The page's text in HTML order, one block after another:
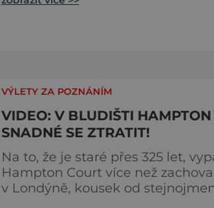
Jak je to možné? Francouzská jeskyně La Marche
VÝLETY ZA POZNÁNÍM
VIDEO: V BLUDIŠTI HAMPTON
SNADNÉ SE ZTRATIT!
Na to, že je staré přes 325 let,
Hampton Court více než
v Londýně, kousek od